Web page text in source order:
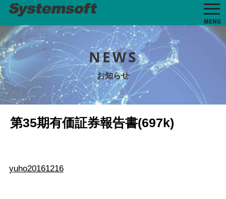
MENU
NEWS
お知らせ
第35期有価証券報告書(697k)
yuho20161216